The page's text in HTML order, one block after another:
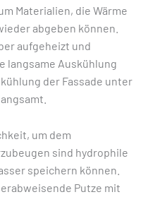
Materialien, die Wärme
abgeben können.
aufgeheizt und
langsame Auskühlung
der Fassade unter
um dem
sind hydrophile
speichern können.
Putze mit